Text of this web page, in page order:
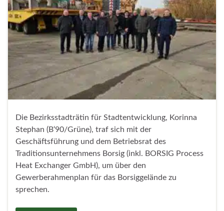
Die Bezirksstadträtin für Stadtentwicklung, Korinna
Stephan (B‘90/Grüne), traf sich mit der
Geschäftsführung und dem Betriebsrat des
Traditionsunternehmens Borsig (inkl. BORSIG Process
Heat Exchanger GmbH), um über den
Gewerberahmenplan für das Borsiggelände zu
sprechen.